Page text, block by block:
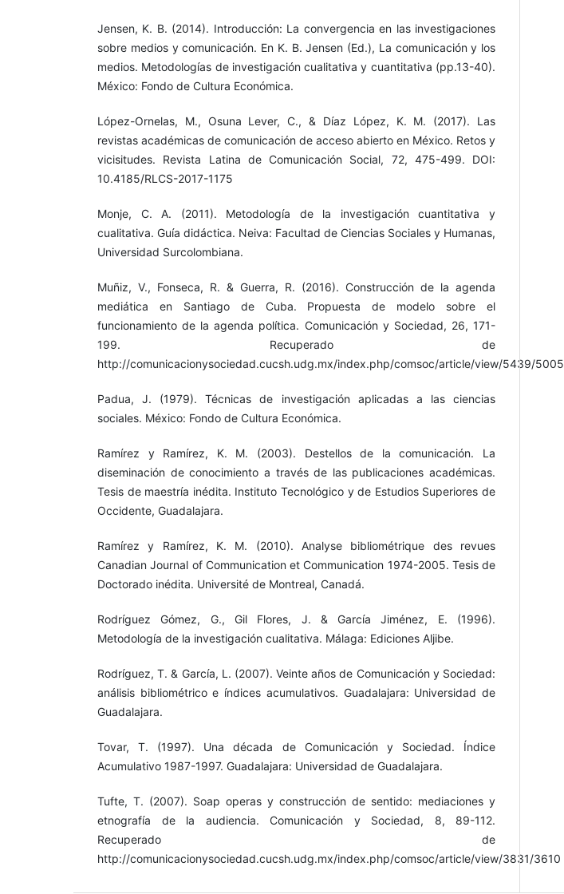
Jensen, K. B. (2014). Introducción: La convergencia en las investigaciones
sobre medios y comunicación. En K. B. Jensen (Ed.), La comunicación y los
medios. Metodologías de investigación cualitativa y cuantitativa (pp.13-40).
México: Fondo de Cultura Económica.
López-Ornelas, M., Osuna Lever, C., & Díaz López, K. M. (2017). Las
revistas académicas de comunicación de acceso abierto en México. Retos y
vicisitudes. Revista Latina de Comunicación Social, 72, 475-499. DOI:
10.4185/RLCS-2017-1175
Monje, C. A. (2011). Metodología de la investigación cuantitativa y
cualitativa. Guía didáctica. Neiva: Facultad de Ciencias Sociales y Humanas,
Universidad Surcolombiana.
Muñiz, V., Fonseca, R. & Guerra, R. (2016). Construcción de la agenda
mediática en Santiago de Cuba. Propuesta de modelo sobre el
funcionamiento de la agenda política. Comunicación y Sociedad, 26, 171-
199. Recuperado de
http://comunicacionysociedad.cucsh.udg.mx/index.php/comsoc/article/view/5439/5005
Padua, J. (1979). Técnicas de investigación aplicadas a las ciencias
sociales. México: Fondo de Cultura Económica.
Ramírez y Ramírez, K. M. (2003). Destellos de la comunicación. La
diseminación de conocimiento a través de las publicaciones académicas.
Tesis de maestría inédita. Instituto Tecnológico y de Estudios Superiores de
Occidente, Guadalajara.
Ramírez y Ramírez, K. M. (2010). Analyse bibliométrique des revues
Canadian Journal of Communication et Communication 1974-2005. Tesis de
Doctorado inédita. Université de Montreal, Canadá.
Rodríguez Gómez, G., Gil Flores, J. & García Jiménez, E. (1996).
Metodología de la investigación cualitativa. Málaga: Ediciones Aljibe.
Rodríguez, T. & García, L. (2007). Veinte años de Comunicación y Sociedad:
análisis bibliométrico e índices acumulativos. Guadalajara: Universidad de
Guadalajara.
Tovar, T. (1997). Una década de Comunicación y Sociedad. Índice
Acumulativo 1987-1997. Guadalajara: Universidad de Guadalajara.
Tufte, T. (2007). Soap operas y construcción de sentido: mediaciones y
etnografía de la audiencia. Comunicación y Sociedad, 8, 89-112.
Recuperado de
http://comunicacionysociedad.cucsh.udg.mx/index.php/comsoc/article/view/3831/3610